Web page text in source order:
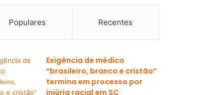
Populares Recentes
Exigência de médico
“brasileiro, branco e cristão”
termina em processo por
injúria racial em SC